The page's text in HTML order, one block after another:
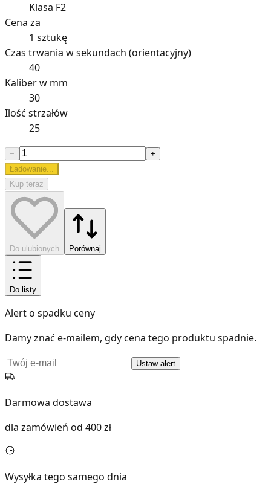
Klasa F2
Cena za
1 sztukę
Czas trwania w sekundach (orientacyjny)
40
Kaliber w mm
30
Ilość strzałów
25
−
+
Ładowanie...
Kup teraz
Do ulubionych Porównaj
Do listy
Alert o spadku ceny
Damy znać e-mailem, gdy cena tego produktu spadnie.
Ustaw alert
Darmowa dostawa
dla zamówień od 400 zł
Wysyłka tego samego dnia